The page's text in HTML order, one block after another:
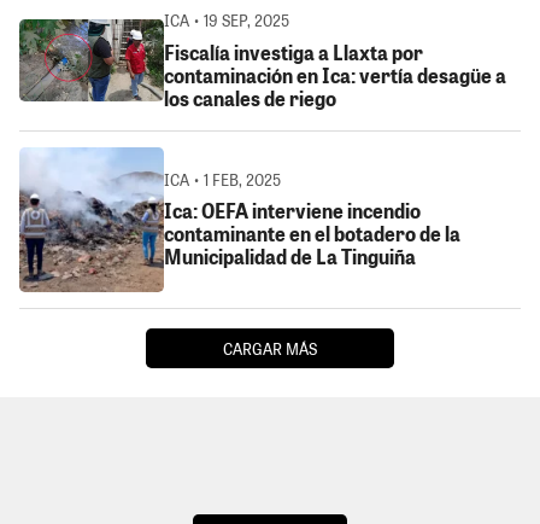
ICA • 19 SEP, 2025
Fiscalía investiga a Llaxta por
contaminación en Ica: vertía desagüe a
los canales de riego
ICA • 1 FEB, 2025
Ica: OEFA interviene incendio
contaminante en el botadero de la
Municipalidad de La Tinguiña
CARGAR MÁS